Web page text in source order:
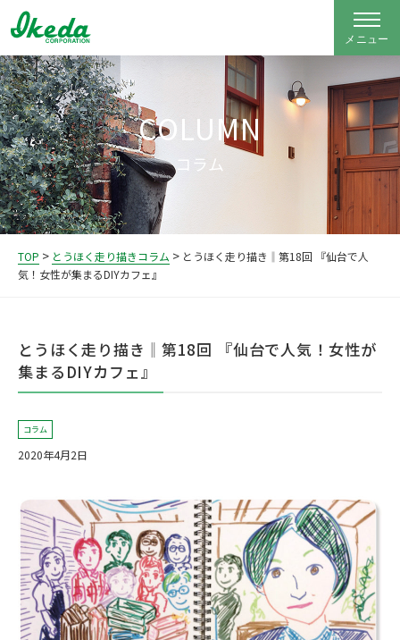
COLUMN
コラム
TOP > とうほく走り描きコラム > とうほく走り描き‖第18回 『仙台で人
気！女性が集まるDIYカフェ』
とうほく走り描き‖第18回 『仙台で人気！女性が
集まるDIYカフェ』
コラム
2020年4月2日